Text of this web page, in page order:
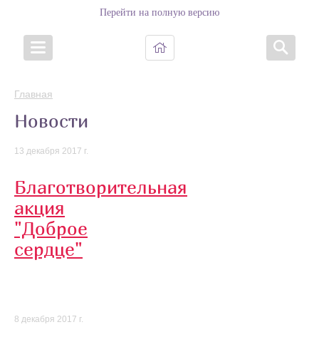
Перейти на полную версию
Главная
Новости
13 декабря 2017 г.
Благотворительная
акция
"Доброе
сердце"
8 декабря 2017 г.